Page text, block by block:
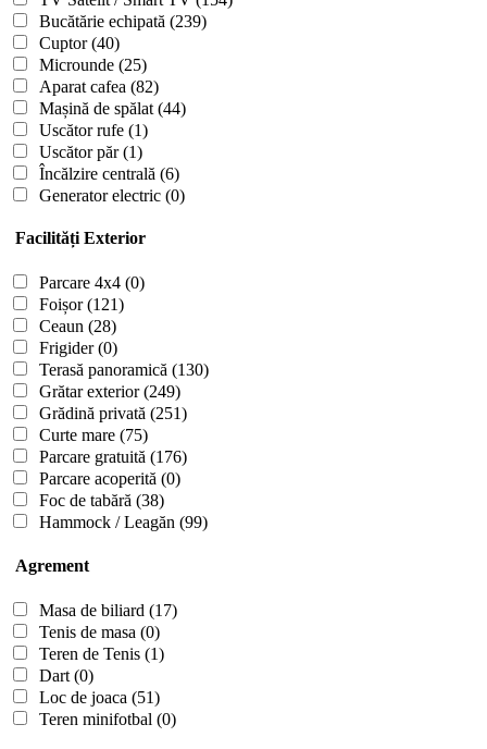
Bucătărie echipată (239)
Cuptor(40)
Microunde (25)
Aparat cafea (82)
Mașină de spălat (44)
Uscător rufe (1)
Uscător păr(1)
Încălzire centrală (6)
Generator electric (0)
Facilități Exterior
Parcare 4x4 (0)
Foișor(121)
Ceaun (28)
Frigider(0)
Terasă panoramică (130)
Grătar exterior(249)
Grădină privată (251)
Curte mare (75)
Parcare gratuită (176)
Parcare acoperită (0)
Foc de tabără (38)
Hammock / Leagăn (99)
Agrement
Masa de biliard (17)
Tenis de masa (0)
Teren de Tenis (1)
Dart (0)
Loc de joaca (51)
Teren minifotbal (0)